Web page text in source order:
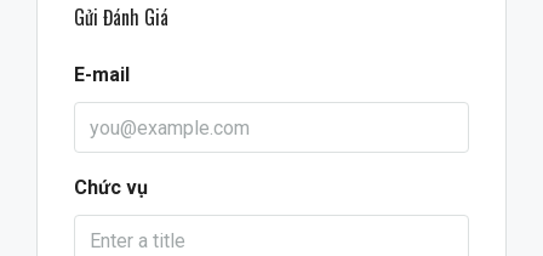
Gửi Đánh Giá
E-mail
Chức vụ